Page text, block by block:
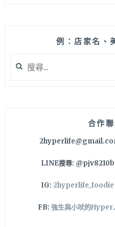
例：店家名、
尋
合作
LINE搜尋: @pjv8210b
IG: 2hyperlife_foodie
FB: 強生與小吠的Hyper